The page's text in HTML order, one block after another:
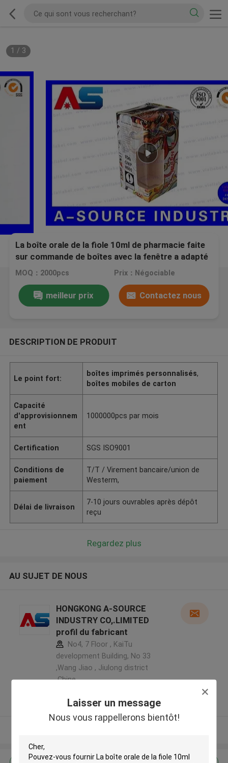
Laisser un message
Nous vous rappellerons bientôt!
1 / 3
La boîte orale de la fiole 10ml de pharmacie faite
sur commande de boîtes avec la fenêtre a adapté
la conception aux besoins du client de logo
MOQ：2000pcs Prix：Négociable
meilleur prix Contactez nous
DESCRIPTION DE PRODUIT
Le point fort:
boîtes imprimés personnalisés,
boîtes mobiles de carton
Capacité
d'approvisionnem
ent
1000000pcs par mois
Certification SGS ISO9001
Conditions de
paiement
T/T / Virement bancaire/union de
Westerm,
Délai de livraison
7-10 jours ouvrables après dépôt
reçu
Regardez plus
AU SUJET DE NOUS
HONGKONG A-SOURCE
INDUSTRY CO,.LIMITED
profil du fabricant
No4, 7 Floor , KaiTu
development Building, No 33
,Wang Jiao , Jiulong district
,Chine
Fournisseur vérifié